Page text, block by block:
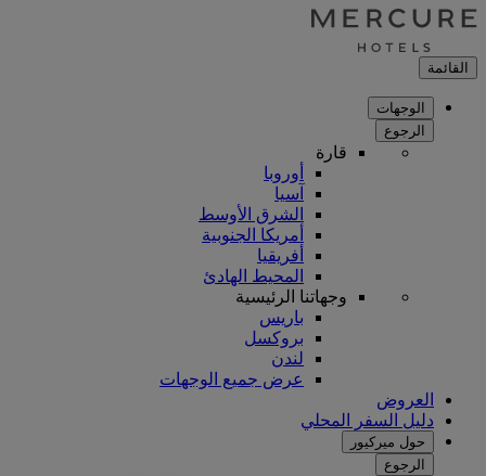
القائمة
الوجهات
الرجوع
قارة
أوروبا
آسيا
الشرق الأوسط
أمريكا الجنوبية
أفريقيا
المحيط الهادئ
وجهاتنا الرئيسية
باريس
بروكسل
لندن
عرض جميع الوجهات
العروض
دليل السفر المحلي
حول ميركيور
الرجوع